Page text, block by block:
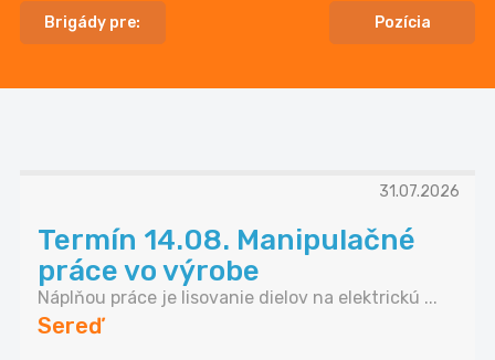
Brigády pre: Pozícia
31.07.2026
Termín 14.08. Manipulačné
práce vo výrobe
Náplňou práce je lisovanie dielov na elektrickú ...
Sereď